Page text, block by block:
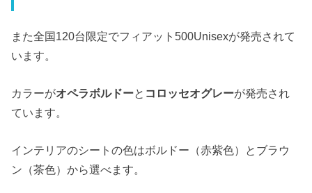
また全国120台限定でフィアット500Unisexが発売されて
います。
カラーがオペラボルドーと コロッセオグレーが発売され
ています。
インテリアのシートの色はボルドー（赤紫色）とブラウ
ン（茶色）から選べます。